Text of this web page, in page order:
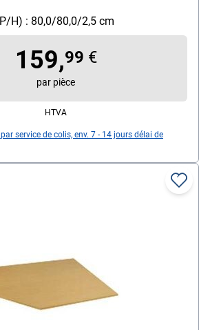
H) : 80,0/80,0/2,5 cm
159,99 €
par pièce
HTVA
service de colis, env. 7 - 14 jours délai de